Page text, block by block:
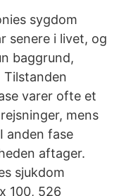
sygdom
senere i livet, og
baggrund,
Tilstanden
varer ofte et
mens
anden fase
aftager.
sjukdom
100, 526